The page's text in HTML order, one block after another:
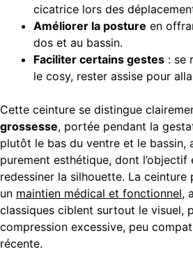
cicatrice lors des
Améliorer la posture en
dos et au bassin.
Faciliter certains gestes : se
le cosy, rester assise pour
Cette ceinture se distingue
grossesse, portée pendant la
plutôt le bas du ventre et le bassin,
purement esthétique, dont
redessiner la silhouette. La ceinture
un maintien médical et fonctionnel,
classiques ciblent surtout le visuel,
compression excessive, peu
récente.